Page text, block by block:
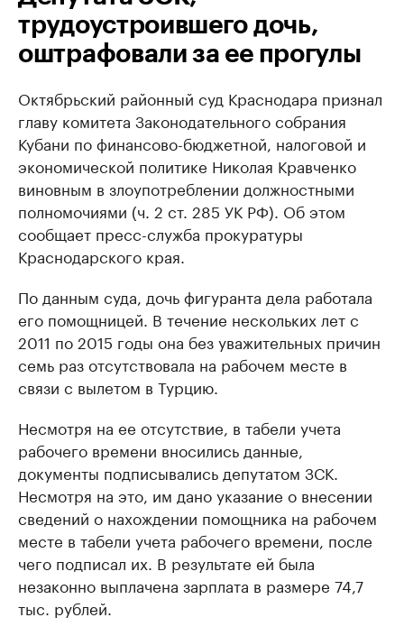
трудоустроившего дочь,
оштрафовали за ее прогулы
Октябрьский районный суд Краснодара признал
главу комитета Законодательного собрания
Кубани по финансово-бюджетной, налоговой и
экономической политике Николая Кравченко
виновным в злоупотреблении должностными
полномочиями (ч. 2 ст. 285 УК РФ). Об этом
сообщает пресс-служба прокуратуры
Краснодарского края.
По данным суда, дочь фигуранта дела работала
его помощницей. В течение нескольких лет с
2011 по 2015 годы она без уважительных причин
семь раз отсутствовала на рабочем месте в
связи с вылетом в Турцию.
Несмотря на ее отсутствие, в табели учета
рабочего времени вносились данные,
документы подписывались депутатом ЗСК.
Несмотря на это, им дано указание о внесении
сведений о нахождении помощника на рабочем
месте в табели учета рабочего времени, после
чего подписал их. В результате ей была
незаконно выплачена зарплата в размере 74,7
тыс. рублей.